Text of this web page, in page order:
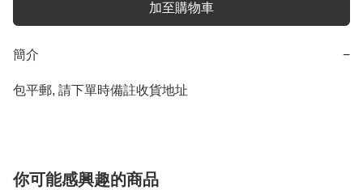
加至購物車
簡介 −
包平郵, 請下單時備註收貨地址
你可能感興趣的商品